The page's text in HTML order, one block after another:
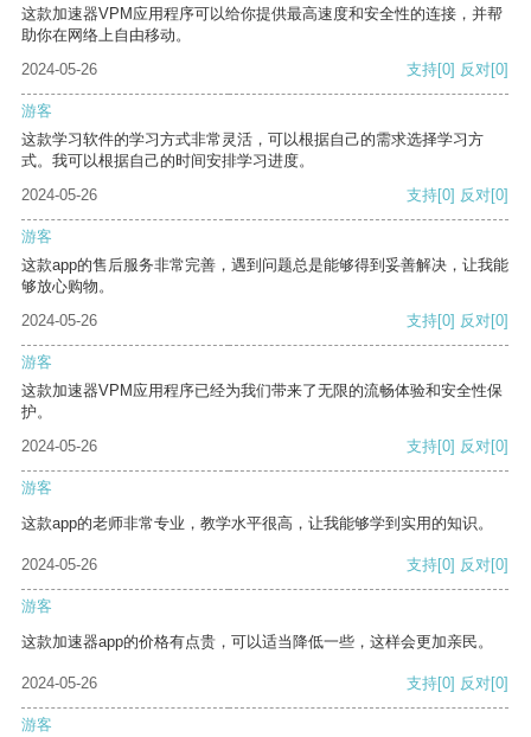
这款加速器VPM应用程序可以给你提供最高速度和安全性的连接，并帮
助你在网络上自由移动。
2024-05-26
支持[0] 反对[0]
游客
这款学习软件的学习方式非常灵活，可以根据自己的需求选择学习方
式。我可以根据自己的时间安排学习进度。
2024-05-26
支持[0] 反对[0]
游客
这款app的售后服务非常完善，遇到问题总是能够得到妥善解决，让我能
够放心购物。
2024-05-26
支持[0] 反对[0]
游客
这款加速器VPM应用程序已经为我们带来了无限的流畅体验和安全性保
护。
2024-05-26
支持[0] 反对[0]
游客
这款app的老师非常专业，教学水平很高，让我能够学到实用的知识。
2024-05-26 支持[0] 反对[0]
游客
这款加速器app的价格有点贵，可以适当降低一些，这样会更加亲民。
2024-05-26 支持[0] 反对[0]
游客